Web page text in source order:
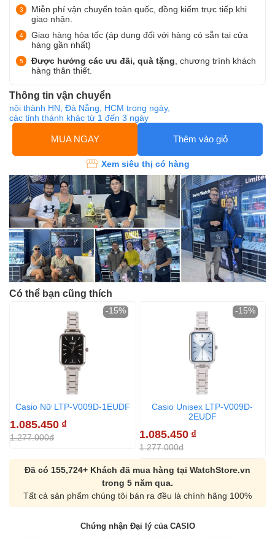
Miễn phí vận chuyển toàn quốc, đồng kiểm trực tiếp khi
giao nhận.
Giao hàng hỏa tốc (áp dụng đối với hàng có sẵn tại cửa
hàng gần nhất)
Được hưởng các ưu đãi, quà tặng , chương trình khách
hàng thân thiết.
Thông tin vận chuyển
nội thành HN, Đà Nẵng, HCM trong ngày,
các tỉnh thành khác từ 1 đến 3 ngày
MUA NGAY Thêm vào giỏ
Xem siêu thị có hàng
Có thể bạn cũng thích
Casio Nữ LTP-V009D-1EUDF
1.085.450 ₫
1.277.000đ
-15%
Casio Unisex LTP-V009D-
2EUDF
1.085.450 ₫
1.277.000đ
-15%
Đã có 155,724+ Khách đã mua hàng tại WatchStore.vn
trong 5 năm qua.
Tất cả sản phẩm chúng tôi bán ra đều là chính hãng 100%
Chứng nhận Đại lý của CASIO